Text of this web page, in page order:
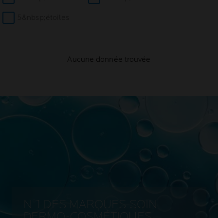
Aucune donnée trouvée
N°1 DES MARQUES SOIN